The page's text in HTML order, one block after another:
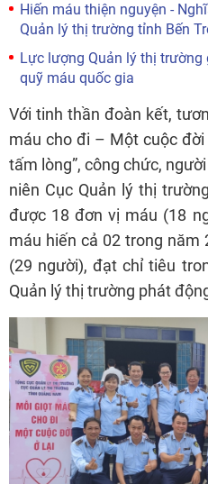
Hiến máu thiện nguyện -
Quản lý thị trường tỉnh Bến
Lực lượng Quản lý thị
quỹ máu quốc gia
Với tinh thần đoàn kết,
máu cho đi – Một cuộc đời
tấm lòng”, công chức,
niên Cục Quản lý thị
được 18 đơn vị máu (18
máu hiến cả 02 trong năm
(29 người), đạt chỉ tiêu
Quản lý thị trường phát